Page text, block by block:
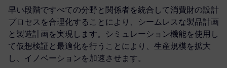
早い段階ですべての分野と関係者を統合して消費財の設計
プロセスを合理化することにより、シームレスな製品計画
と製造計画を実現します。シミュレーション機能を使用し
て仮想検証と最適化を行うことにより、生産規模を拡大
し、イノベーションを加速させます。